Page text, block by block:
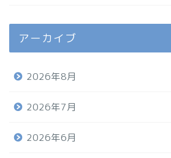
アーカイブ
2026年8月
2026年7月
2026年6月